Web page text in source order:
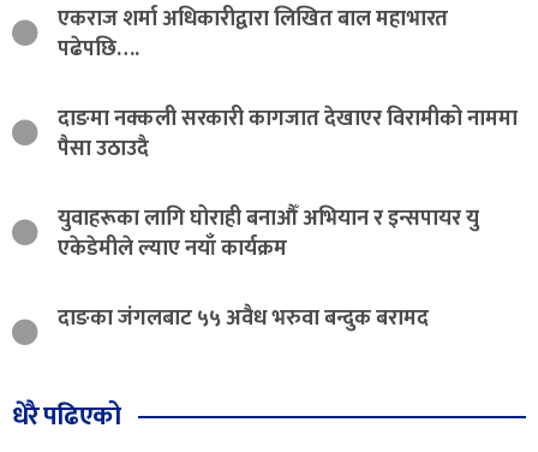
एकराज शर्मा अधिकारीद्वारा लिखित बाल महाभारत
पढेपछि….
दाङमा नक्कली सरकारी कागजात देखाएर विरामीको नाममा
पैसा उठाउदै
युवाहरूका लागि घोराही बनाऔँ अभियान र इन्सपायर यु
एकेडेमीले ल्याए नयाँ कार्यक्रम
दाङका जंगलबाट ५५ अवैध भरुवा बन्दुक बरामद
धेरै पढिएको